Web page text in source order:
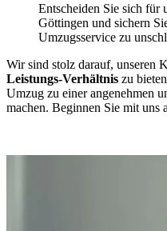
Entscheiden Sie sich für
Göttingen und sichern
Umzugsservice zu
Wir sind stolz darauf, unseren
Leistungs-Verhältnis zu
Umzug zu einer angenehmen
machen. Beginnen Sie mit uns